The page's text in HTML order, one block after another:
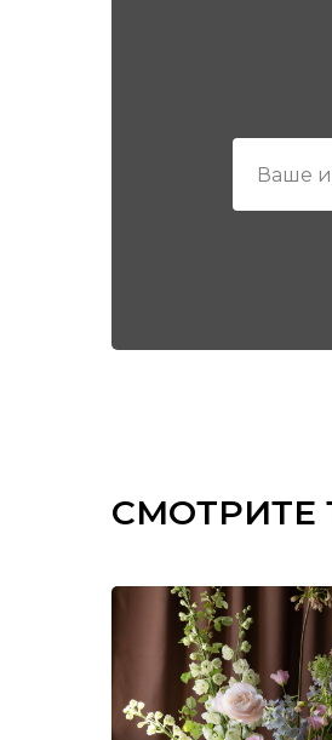
СМОТРИТЕ